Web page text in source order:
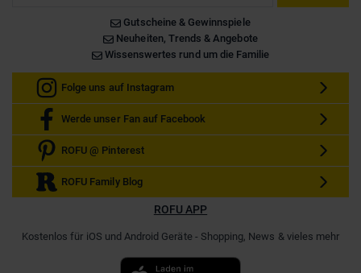
Gutscheine & Gewinnspiele
Neuheiten, Trends & Angebote
Wissenswertes rund um die Familie
Folge uns auf Instagram
Werde unser Fan auf Facebook
ROFU @ Pinterest
ROFU Family Blog
ROFU APP
Kostenlos für iOS und Android Geräte - Shopping, News & vieles mehr